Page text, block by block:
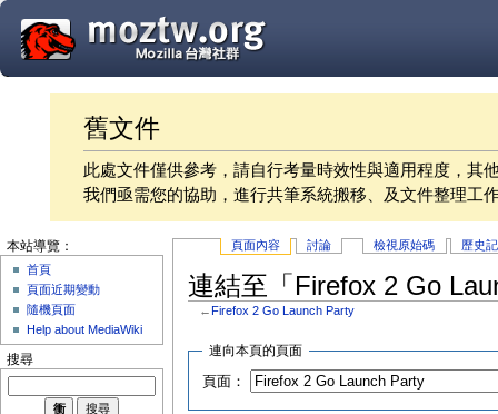
舊文件
此處文件僅供參考，請自行考量時效性與適用程度，其
我們亟需您的協助，進行共筆系統搬移、及文件整理工
頁面內容 討論 檢視原始碼 歷史
連結至「Firefox 2 Go
← Firefox 2 Go Launch Party
連向本頁的頁面
頁面：
本站導覽：
首頁
頁面近期變動
隨機頁面
Help about MediaWiki
搜尋